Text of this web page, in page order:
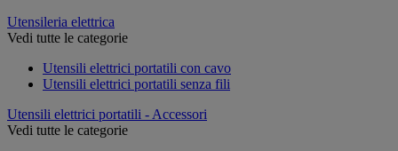
Utensileria elettrica
Vedi tutte le categorie
Utensili elettrici portatili con cavo
Utensili elettrici portatili senza fili
Utensili elettrici portatili - Accessori
Vedi tutte le categorie